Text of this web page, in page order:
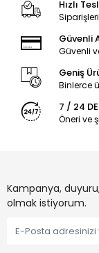
Hızlı
Güvenli
Güvenli
Geniş
Binlerce
7 / 24
Öneri ve
Kampanya,
olmak istiyorum.